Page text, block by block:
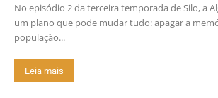
No episódio 2 da terceira temporada de Silo, a
um plano que pode mudar tudo: apagar a
população...
Leia mais